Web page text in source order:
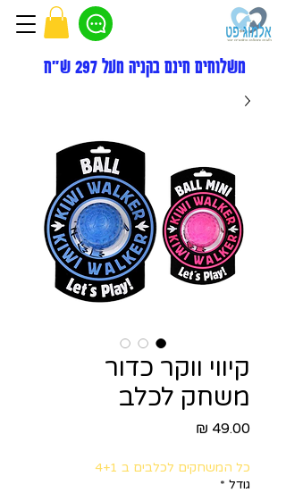
משלוחים חינם בקניה מעל 297 ש"ח
קיווי ווקר כדור
משחק לכלב
כל המשחקים לכלבים ב 4+1
גודל *